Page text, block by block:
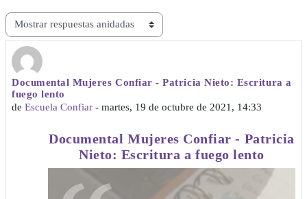
Mostrar modo
Documental Mujeres Confiar - Patricia Nieto: Escritura a
fuego lento
de Escuela Confiar - martes, 19 de octubre de 2021, 14:33
Número de respuestas: 0
Documental Mujeres Confiar - Patricia
Nieto: Escritura a fuego lento